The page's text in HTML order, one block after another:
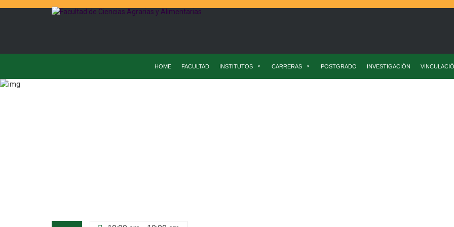
HOME FACULTAD INSTITUTOS CARRERAS POSTGRADO INVESTIGACIÓN